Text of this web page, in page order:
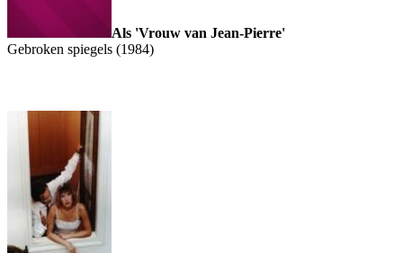
Als 'Vrouw van Jean-Pierre'
Gebroken spiegels (1984)